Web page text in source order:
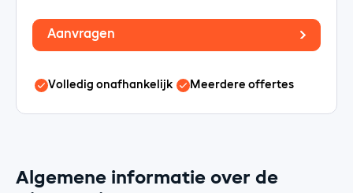
Algemene informatie over de
Aanvragen
Volledig onafhankelijk Meerdere offertes